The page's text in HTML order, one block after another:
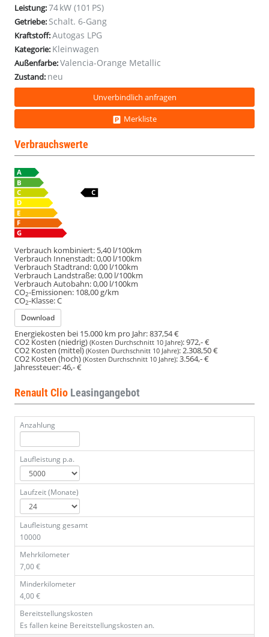
Leistung:74 kW (101 PS)
Getriebe: Schalt. 6-Gang
Kraftstoff:Autogas LPG
Kategorie: Kleinwagen
Außenfarbe:Valencia-Orange Metallic
Zustand: neu
Unverbindlich anfragen
Merkliste
Verbrauchswerte
Verbrauch kombiniert: 5,40 l/100km
Verbrauch Innenstadt:0,00 l/100km
Verbrauch Stadtrand:0,00 l/100km
Verbrauch Landstraße:0,00 l/100km
Verbrauch Autobahn:0,00 l/100km
CO2-Emissionen: 108,00 g/km
CO2-Klasse:C
Download
Energiekosten bei 15.000 km pro Jahr:837,54 €
CO2 Kosten (niedrig) (Kosten Durchschnitt 10 Jahre):972,- €
CO2 Kosten (mittel)(Kosten Durchschnitt 10 Jahre): 2.308,50 €
CO2 Kosten (hoch) (Kosten Durchschnitt 10 Jahre):3.564,- €
Jahressteuer:46,- €
Renault Clio Leasingangebot
Anzahlung
Laufleistung p.a.
Laufzeit (Monate)
Laufleistung gesamt
10000
Mehrkilometer
7,00 €
Minderkilometer
4,00 €
Bereitstellungskosten
Es fallen keine Bereitstellungskosten an.